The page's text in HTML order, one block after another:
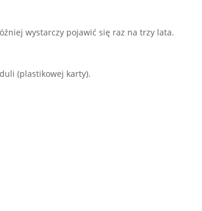
wystarczy pojawić się raz na trzy lata.
(plastikowej karty).